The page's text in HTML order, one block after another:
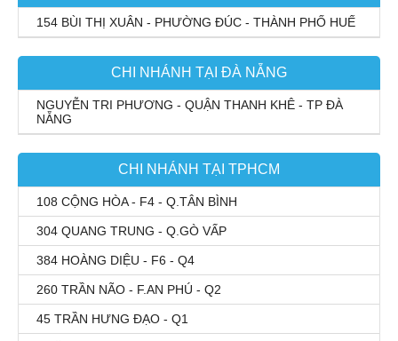
154 BÙI THỊ XUÂN - PHƯỜNG ĐÚC - THÀNH PHỐ HUẾ
CHI NHÁNH TẠI ĐÀ NẴNG
NGUYỄN TRI PHƯƠNG - QUẬN THANH KHÊ - TP ĐÀ
NẴNG
CHI NHÁNH TẠI TPHCM
108 CỘNG HÒA - F4 - Q.TÂN BÌNH
304 QUANG TRUNG - Q.GÒ VẤP
384 HOÀNG DIỆU - F6 - Q4
260 TRẦN NÃO - F.AN PHÚ - Q2
45 TRẦN HƯNG ĐẠO - Q1